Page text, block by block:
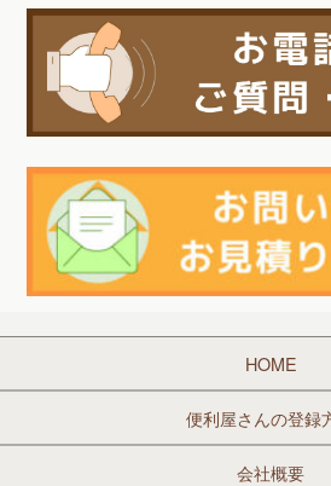
HOME
便利屋さんの登録
会社概要